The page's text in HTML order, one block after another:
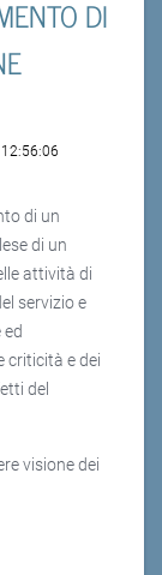
DI
12:56:06
di un
di un
attività di
servizio e
criticità e dei
del
visione dei